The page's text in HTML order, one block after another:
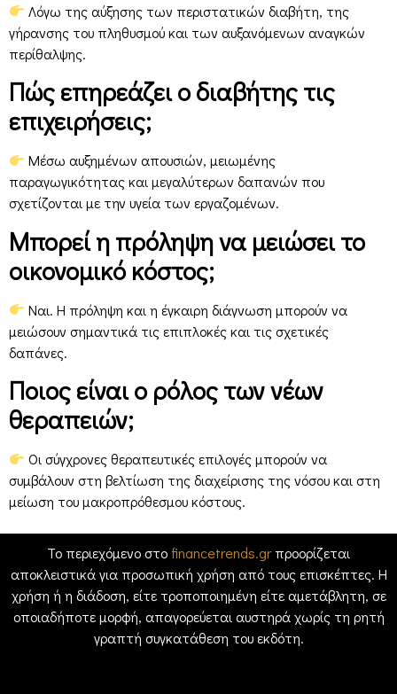
Λόγω της αύξησης των περιστατικών διαβήτη, της
γήρανσης του πληθυσμού και των αυξανόμενων αναγκών
περίθαλψης.
Πώς επηρεάζει ο διαβήτης τις
επιχειρήσεις;
Μέσω αυξημένων απουσιών, μειωμένης
παραγωγικότητας και μεγαλύτερων δαπανών που
σχετίζονται με την υγεία των εργαζομένων.
Μπορεί η πρόληψη να μειώσει το
οικονομικό κόστος;
Ναι. Η πρόληψη και η έγκαιρη διάγνωση μπορούν να
μειώσουν σημαντικά τις επιπλοκές και τις σχετικές
δαπάνες.
Ποιος είναι ο ρόλος των νέων
θεραπειών;
Οι σύγχρονες θεραπευτικές επιλογές μπορούν να
συμβάλουν στη βελτίωση της διαχείρισης της νόσου και στη
μείωση του μακροπρόθεσμου κόστους.
Το περιεχόμενο στο financetrends.grπροορίζεται
αποκλειστικά για προσωπική χρήση από τους επισκέπτες. Η
χρήση ή η διάδοση, είτε τροποποιημένη είτε αμετάβλητη, σε
οποιαδήποτε μορφή, απαγορεύεται αυστηρά χωρίς τη ρητή
γραπτή συγκατάθεση του εκδότη.